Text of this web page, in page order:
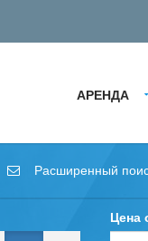
АРЕНДА
Расширенный
Цена